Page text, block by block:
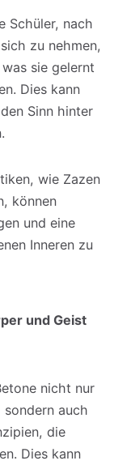
Schüler, nach
zu nehmen,
sie gelernt
Dies kann
Sinn hinter
wie Zazen
können
und eine
Inneren zu
und Geist
nicht nur
auch
die
Dies kann